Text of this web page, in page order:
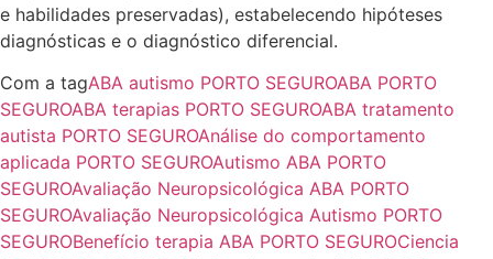
e habilidades preservadas), estabelecendo hipóteses
diagnósticas e o diagnóstico diferencial.
Com a tagABA autismo PORTO SEGUROABA PORTO
SEGUROABA terapias PORTO SEGUROABA tratamento
autista PORTO SEGUROAnálise do comportamento
aplicada PORTO SEGUROAutismo ABA PORTO
SEGUROAvaliação Neuropsicológica ABA PORTO
SEGUROAvaliação Neuropsicológica Autismo PORTO
SEGUROBenefício terapia ABA PORTO SEGUROCiencia